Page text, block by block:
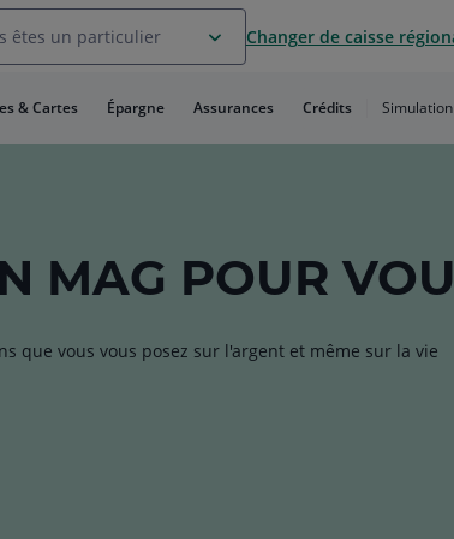
êtes un particulier Changer de caisse
& Cartes Épargne Assurances Crédits
MAG POUR
que vous vous posez sur l'argent et même sur la vie